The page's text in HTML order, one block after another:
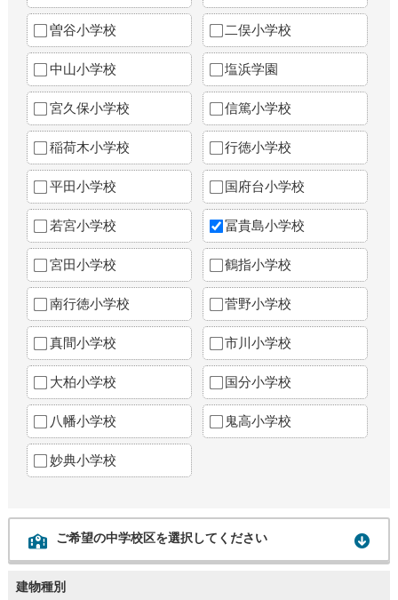
曽谷小学校 二俣小学校
中山小学校 塩浜学園
宮久保小学校 信篤小学校
稲荷木小学校 行徳小学校
平田小学校 国府台小学校
若宮小学校 冨貴島小学校
宮田小学校 鶴指小学校
南行徳小学校 菅野小学校
真間小学校 市川小学校
大柏小学校 国分小学校
八幡小学校 鬼高小学校
妙典小学校
ご希望の中学校区を選択してください
建物種別